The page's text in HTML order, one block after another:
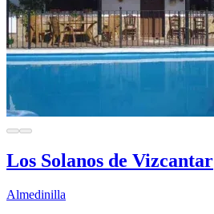
Los Solanos de Vizcantar
Almedinilla